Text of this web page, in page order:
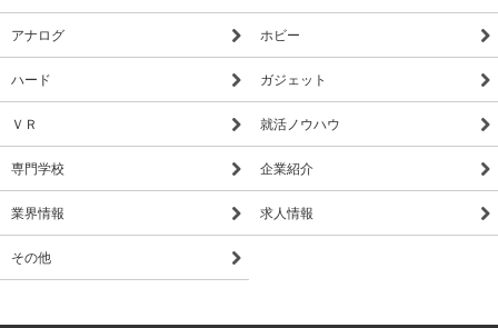
アナログ ホビー
ハード ガジェット
ＶＲ 就活ノウハウ
専門学校 企業紹介
業界情報 求人情報
その他